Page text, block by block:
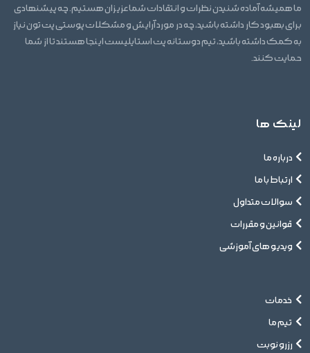
ما همیشه آماده شنیدن نظرات و انتقادات شما عزیزان هستیم. چه پیشنهادی
برای بهبود کار داشته باشید، چه در مورد آرایش و مشکلات پوستی پت تون نیاز
به کمک داشته باشید، تیم دوستانه پت استایلیست اینجا هستند تا از شما
حمایت کنند.
لینک ها
درباره ما
ارتباط با ما
سوالات متداول
قوانین و مقررات
ویدیو های آموزشی
خدمات
تیم ما
رزرو نوبت